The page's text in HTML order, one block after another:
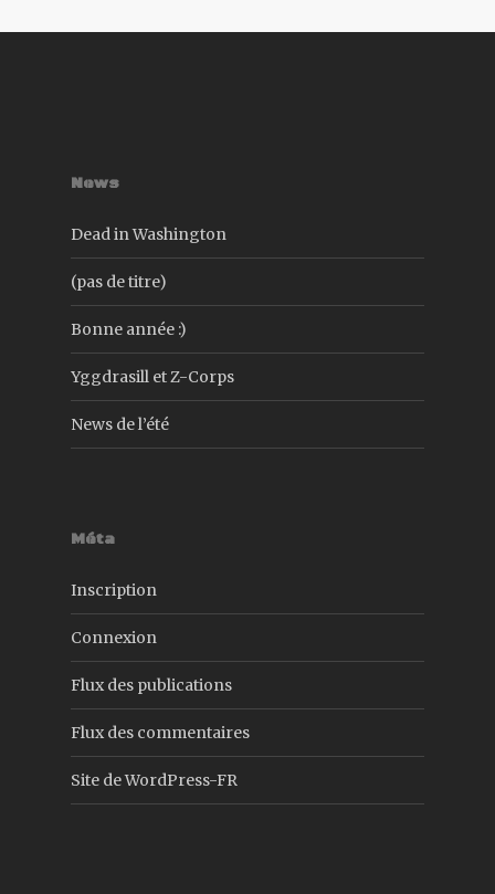
News
Dead in Washington
(pas de titre)
Bonne année :)
Yggdrasill et Z-Corps
News de l’été
Méta
Inscription
Connexion
Flux des publications
Flux des commentaires
Site de WordPress-FR